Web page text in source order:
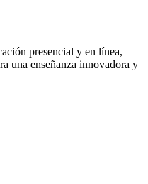
presencial y en línea,
una enseñanza innovadora y